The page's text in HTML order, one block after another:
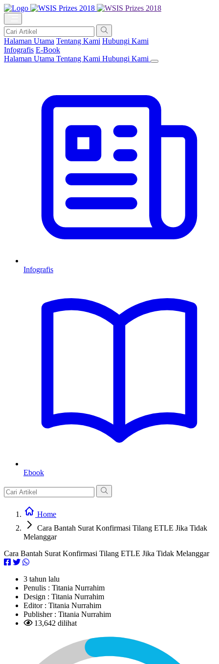
Halaman Utama Tentang Kami Hubungi Kami
Infografis E-Book
Halaman Utama Tentang Kami Hubungi Kami
Infografis
Ebook
Home
Cara Bantah Surat Konfirmasi Tilang ETLE Jika Tidak
Melanggar
Cara Bantah Surat Konfirmasi Tilang ETLE Jika Tidak Melanggar
3 tahun lalu
Penulis : Titania Nurrahim
Design : Titania Nurrahim
Editor : Titania Nurrahim
Publisher : Titania Nurrahim
13,642 dilihat